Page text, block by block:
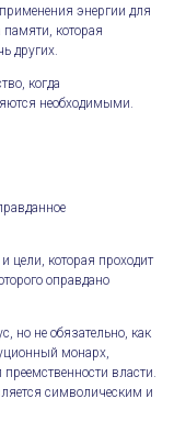
энергии для
которая
других.
когда
необходимыми.
цели, которая проходит
оправдано
но не обязательно, как
монарх,
власти.
символическим и